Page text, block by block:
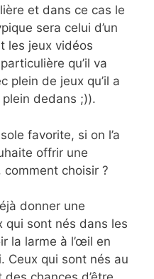
et dans ce cas le
sera celui d’un
les jeux vidéos
qu’il va
plein de jeux qu’il a
dedans ;)).
favorite, si on l’a
offrir une
choisir ?
donner une
qui sont nés dans les
la larme à l’œil en
Ceux qui sont nés au